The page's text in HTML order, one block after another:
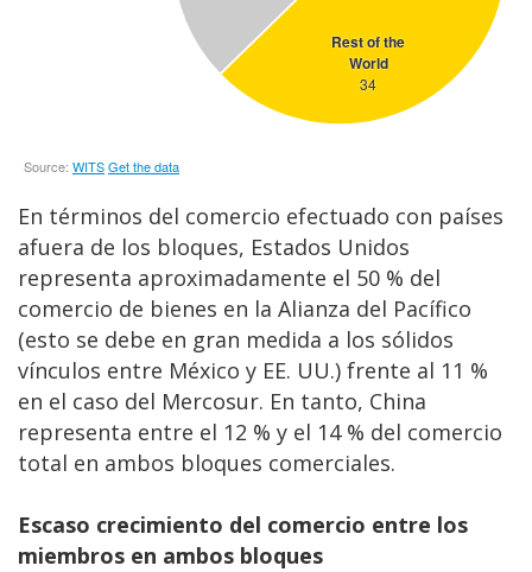
En términos del comercio efectuado con países
afuera de los bloques, Estados Unidos
representa aproximadamente el 50 % del
comercio de bienes en la Alianza del Pacífico
(esto se debe en gran medida a los sólidos
vínculos entre México y EE. UU.) frente al 11 %
en el caso del Mercosur. En tanto, China
representa entre el 12 % y el 14 % del comercio
total en ambos bloques comerciales.
Escaso crecimiento del comercio entre los
miembros en ambos bloques